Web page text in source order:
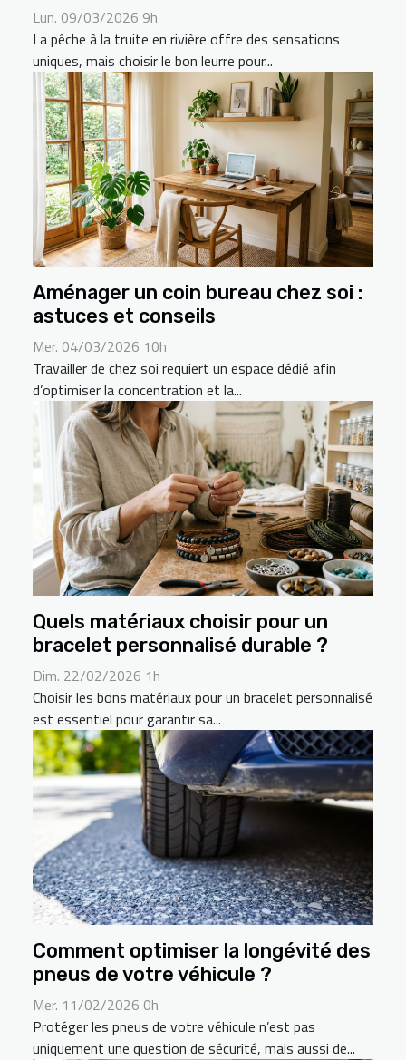
Lun. 09/03/2026 9h
La pêche à la truite en rivière offre des sensations
uniques, mais choisir le bon leurre pour...
Aménager un coin bureau chez soi :
astuces et conseils
Mer. 04/03/2026 10h
Travailler de chez soi requiert un espace dédié afin
d’optimiser la concentration et la...
Quels matériaux choisir pour un
bracelet personnalisé durable ?
Dim. 22/02/2026 1h
Choisir les bons matériaux pour un bracelet personnalisé
est essentiel pour garantir sa...
Comment optimiser la longévité des
pneus de votre véhicule ?
Mer. 11/02/2026 0h
Protéger les pneus de votre véhicule n’est pas
uniquement une question de sécurité, mais aussi de...